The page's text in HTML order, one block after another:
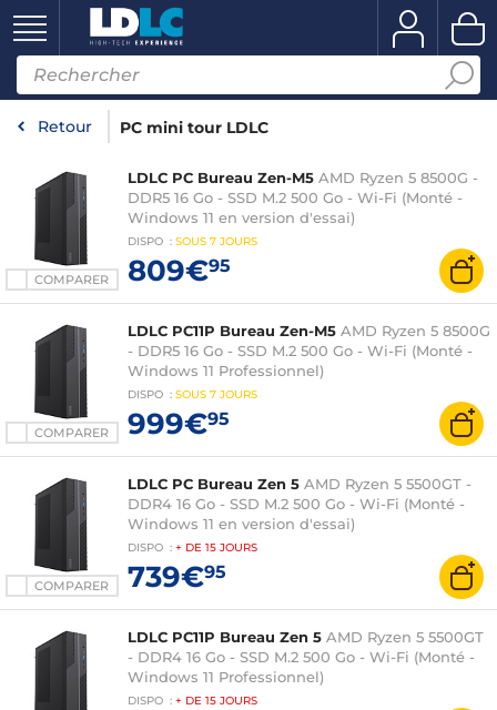
Retour PC mini tour LDLC
COMPARER
LDLC PC Bureau Zen-M5 AMD Ryzen 5 8500G -
DDR5 16 Go - SSD M.2 500 Go - Wi-Fi (Monté -
Windows 11 en version d'essai)
DISPO : SOUS 7 JOURS
809€95
COMPARER
LDLC PC11P Bureau Zen-M5 AMD Ryzen 5 8500G
- DDR5 16 Go - SSD M.2 500 Go - Wi-Fi (Monté -
Windows 11 Professionnel)
DISPO : SOUS 7 JOURS
999€95
COMPARER
LDLC PC Bureau Zen 5 AMD Ryzen 5 5500GT -
DDR4 16 Go - SSD M.2 500 Go - Wi-Fi (Monté -
Windows 11 en version d'essai)
DISPO : + DE 15 JOURS
739€95
LDLC PC11P Bureau Zen 5 AMD Ryzen 5 5500GT
- DDR4 16 Go - SSD M.2 500 Go - Wi-Fi (Monté -
Windows 11 Professionnel)
DISPO : + DE 15 JOURS